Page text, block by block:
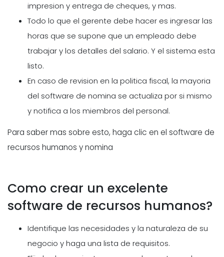
impresion y entrega de cheques, y mas.
Todo lo que el gerente debe hacer es ingresar las
horas que se supone que un empleado debe
trabajar y los detalles del salario. Y el sistema esta
listo.
En caso de revision en la politica fiscal, la mayoria
del software de nomina se actualiza por si mismo
y notifica a los miembros del personal.
Para saber mas sobre esto, haga clic en el software de
recursos humanos y nomina
Como crear un excelente
software de recursos humanos?
Identifique las necesidades y la naturaleza de su
negocio y haga una lista de requisitos.